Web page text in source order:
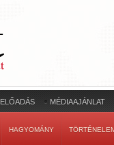
ELŐADÁS MÉDIAAJÁNLAT
HAGYOMÁNY